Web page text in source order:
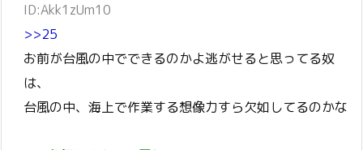
ID:Akk1zUm10
>>25
お前が台風の中でできるのかよ逃がせると思ってる奴
は、
台風の中、海上で作業する想像力すら欠如してるのかな